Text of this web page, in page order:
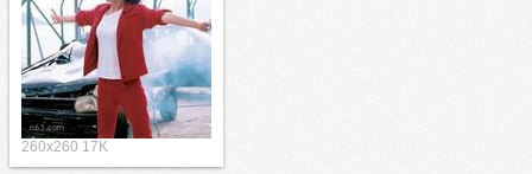
260x260 17K